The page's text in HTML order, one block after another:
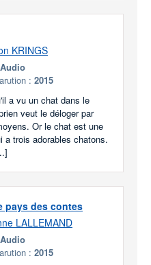
KRINGS
Audio
: 2015
a vu un chat dans le
veut le déloger par
Or le chat est une
a trois adorables chatons.
pays des contes
LALLEMAND
Audio
: 2015